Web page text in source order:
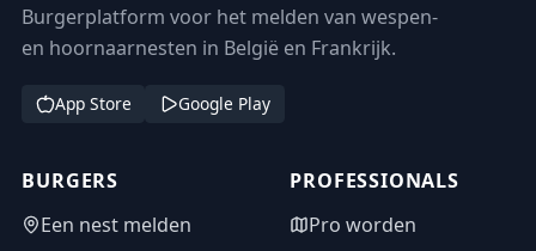
Burgerplatform voor het melden van wespen-
en hoornaarnesten in België en Frankrijk.
App Store Google Play
BURGERS
Een nest melden
PROFESSIONALS
Pro worden